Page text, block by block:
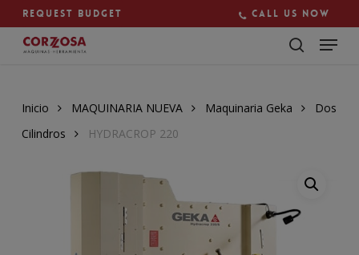
main
content
Request budget Call us now
Inicio MAQUINARIA NUEVA Maquinaria Geka
Dos
Cilindros
HYDRACROP 220
Close